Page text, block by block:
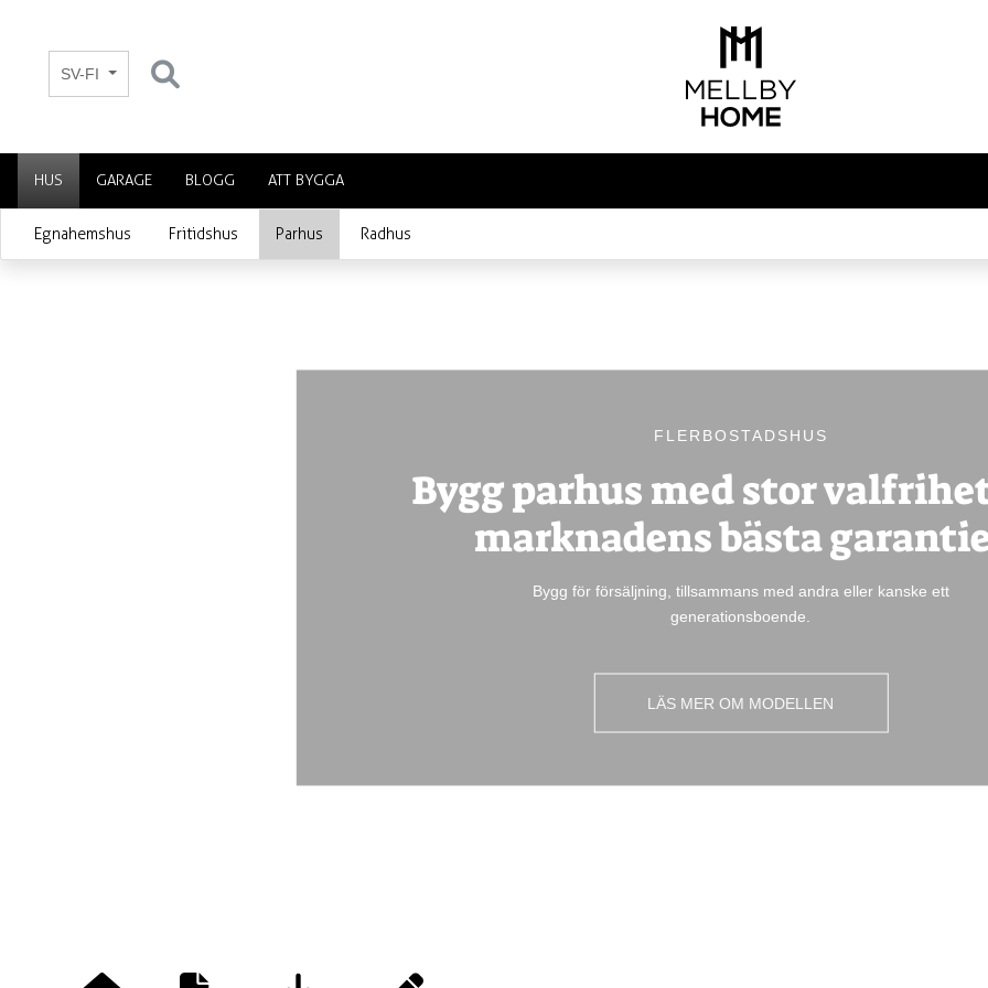
SV-FI
HUS
Egnahemshus Fritidshus Parhus Radhus
GARAGE BLOGG ATT BYGGA
FLERBOSTADSHUS
Bygg parhus med stor
marknadens bästa
Bygg för försäljning, tillsammans med andra eller kanske ett
generationsboende.
LÄS MER OM MODELLEN
LÄS MER OM MODELLEN